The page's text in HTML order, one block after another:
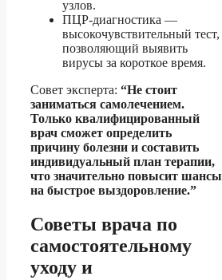
узлов.
ПЦР-диагностика —
высокочувствительный тест,
позволяющий выявить
вирусы за короткое время.
Совет эксперта: “Не стоит
заниматься самолечением.
Только квалифицированный
врач сможет определить
причину болезни и составить
индивидуальный план терапии,
что значительно повысит шансы
на быстрое выздоровление.”
Советы врача по
самостоятельному
уходу и